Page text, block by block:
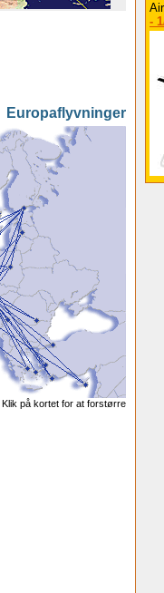
Europaflyvninger
Klik på kortet for at forstørre
-